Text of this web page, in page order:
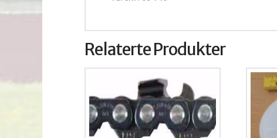
Relaterte Produkter